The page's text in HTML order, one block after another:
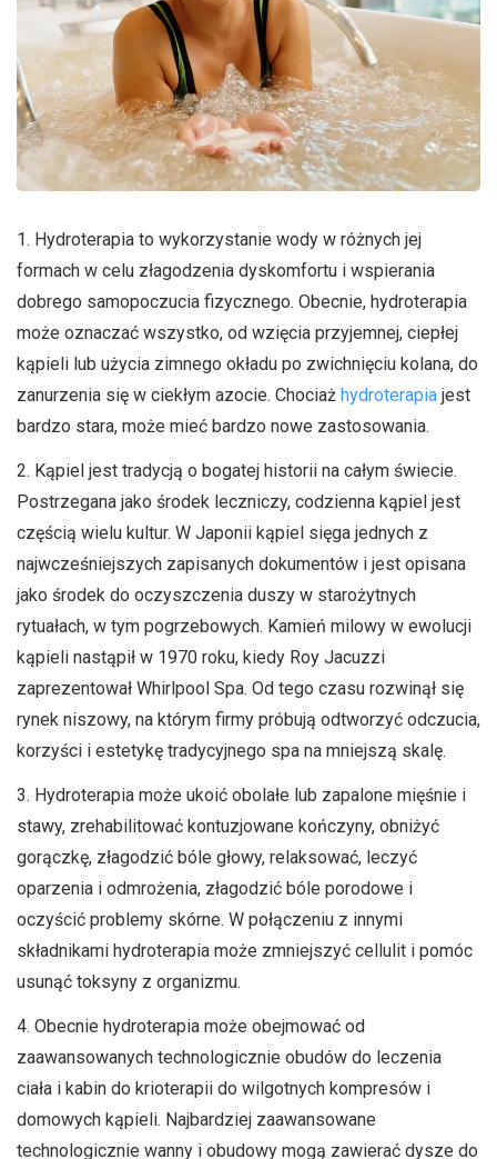
1. Hydroterapia to wykorzystanie wody w różnych jej
formach w celu złagodzenia dyskomfortu i wspierania
dobrego samopoczucia fizycznego. Obecnie, hydroterapia
może oznaczać wszystko, od wzięcia przyjemnej, ciepłej
kąpieli lub użycia zimnego okładu po zwichnięciu kolana, do
zanurzenia się w ciekłym azocie. Chociaż hydroterapia jest
bardzo stara, może mieć bardzo nowe zastosowania.
2. Kąpiel jest tradycją o bogatej historii na całym świecie.
Postrzegana jako środek leczniczy, codzienna kąpiel jest
częścią wielu kultur. W Japonii kąpiel sięga jednych z
najwcześniejszych zapisanych dokumentów i jest opisana
jako środek do oczyszczenia duszy w starożytnych
rytuałach, w tym pogrzebowych. Kamień milowy w ewolucji
kąpieli nastąpił w 1970 roku, kiedy Roy Jacuzzi
zaprezentował Whirlpool Spa. Od tego czasu rozwinął się
rynek niszowy, na którym firmy próbują odtworzyć odczucia,
korzyści i estetykę tradycyjnego spa na mniejszą skalę.
3. Hydroterapia może ukoić obolałe lub zapalone mięśnie i
stawy, zrehabilitować kontuzjowane kończyny, obniżyć
gorączkę, złagodzić bóle głowy, relaksować, leczyć
oparzenia i odmrożenia, złagodzić bóle porodowe i
oczyścić problemy skórne. W połączeniu z innymi
składnikami hydroterapia może zmniejszyć cellulit i pomóc
usunąć toksyny z organizmu.
4. Obecnie hydroterapia może obejmować od
zaawansowanych technologicznie obudów do leczenia
ciała i kabin do krioterapii do wilgotnych kompresów i
domowych kąpieli. Najbardziej zaawansowane
technologicznie wanny i obudowy mogą zawierać dysze do